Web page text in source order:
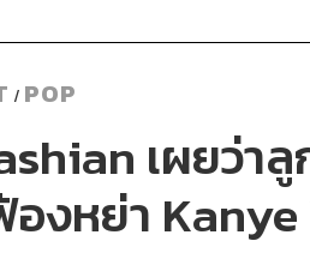
/ POP
เผยว่า
องหย่า Kanye